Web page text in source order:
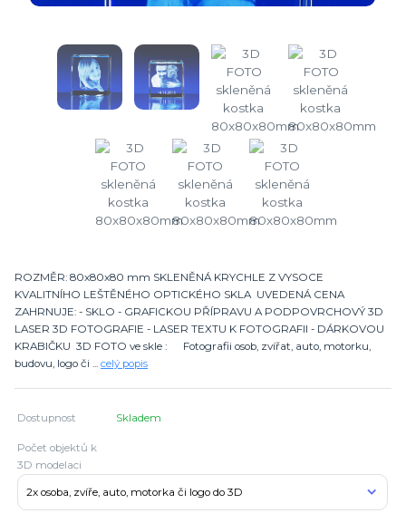
ROZMĚR: 80x80x80 mm SKLENĚNÁ KRYCHLE Z VYSOCE
KVALITNÍHO LEŠTĚNÉHO OPTICKÉHO SKLA UVEDENÁ CENA
ZAHRNUJE: - SKLO - GRAFICKOU PŘÍPRAVU A PODPOVRCHOVÝ 3D
LASER 3D FOTOGRAFIE - LASER TEXTU K FOTOGRAFII - DÁRKOVOU
KRABIČKU 3D FOTO ve skle : Fotografii osob, zvířat, auto, motorku,
budovu, logo či ... celý popis
Dostupnost Skladem
Počet objektů k
3D modelaci